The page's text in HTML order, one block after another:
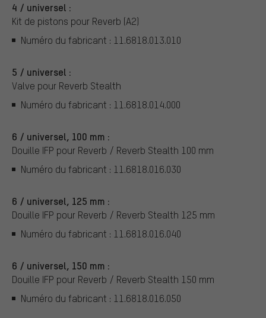
4 / universel :
Kit de pistons pour Reverb (A2)
Numéro du fabricant : 11.6818.013.010
5 / universel :
Valve pour Reverb Stealth
Numéro du fabricant : 11.6818.014.000
6 / universel, 100 mm :
Douille IFP pour Reverb / Reverb Stealth 100 mm
Numéro du fabricant : 11.6818.016.030
6 / universel, 125 mm :
Douille IFP pour Reverb / Reverb Stealth 125 mm
Numéro du fabricant : 11.6818.016.040
6 / universel, 150 mm :
Douille IFP pour Reverb / Reverb Stealth 150 mm
Numéro du fabricant : 11.6818.016.050